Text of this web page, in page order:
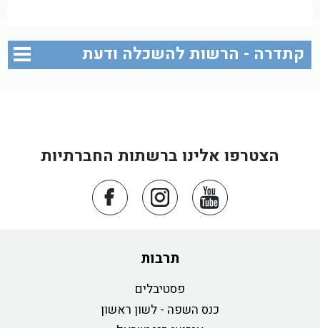
קתדרה - הרשות להשכלה ודעת
הצטרפו אלינו ברשתות החברתיות
תרבות
פסטיבלים
כנס השפה - לשון ראשון